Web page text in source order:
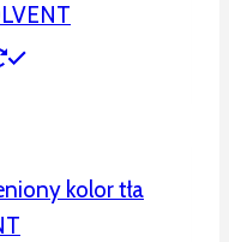
kolor tła